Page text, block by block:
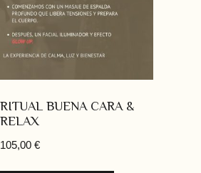
RITUAL BUENA CARA &
RELAX
105,00 €